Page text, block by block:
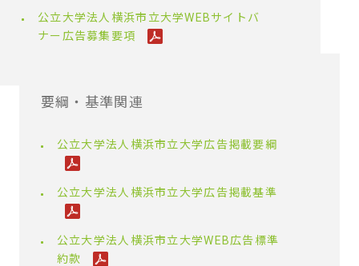
公立大学法人横浜市立大学WEBサイトバ
ナー広告募集要項
要綱・基準関連
公立大学法人横浜市立大学広告掲載要綱
公立大学法人横浜市立大学広告掲載基準
公立大学法人横浜市立大学WEB広告標準
約款